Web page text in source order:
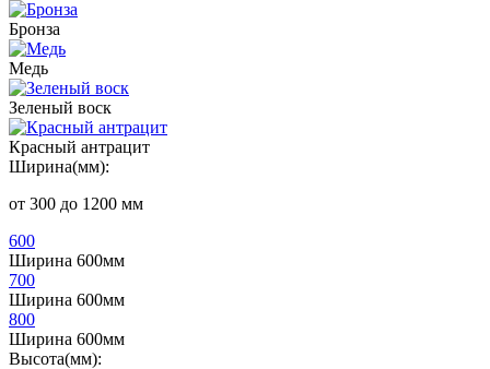
Бронза
Медь
Зеленый воск
Красный антрацит
Ширина(мм):
от 300 до 1200 мм
600
Ширина 600мм
700
Ширина 600мм
800
Ширина 600мм
Высота(мм):